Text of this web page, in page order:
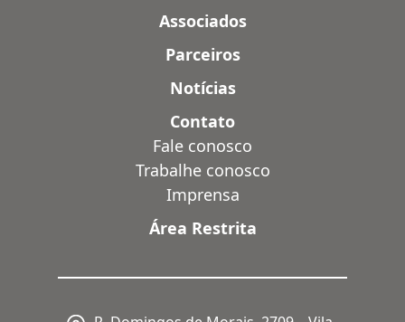
Associados
Parceiros
Notícias
Contato
Fale conosco
Trabalhe conosco
Imprensa
Área Restrita